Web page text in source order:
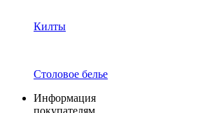
Килты
Столовое белье
Информация